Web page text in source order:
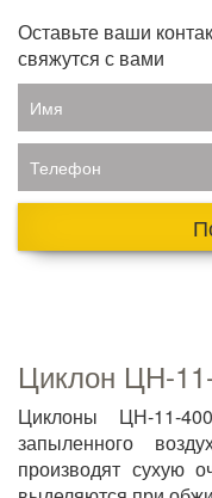
Оставьте ваши
свяжутся с вами
Имя
Телефон
Циклон ЦН-
Циклоны ЦН-11-
запыленного
производят сухую